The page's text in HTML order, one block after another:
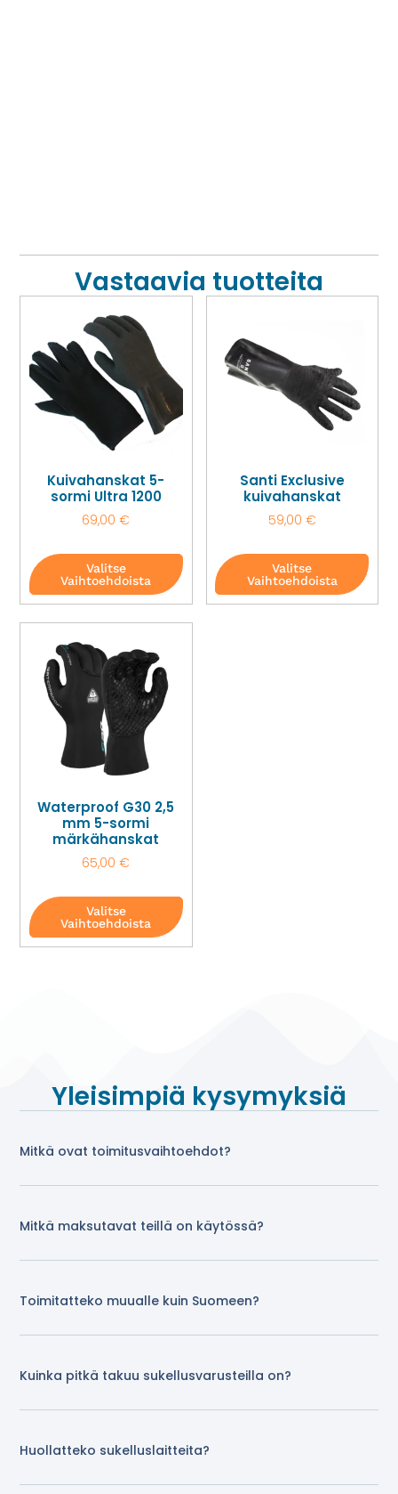
Vastaavia tuotteita
Kuivahanskat 5-
sormi Ultra 1200
69,00€
Valitse
Vaihtoehdoista
Santi Exclusive
kuivahanskat
59,00 €
Valitse
Vaihtoehdoista
Waterproof G30 2,5
mm 5-sormi
märkähanskat
65,00€
Valitse
Vaihtoehdoista
Yleisimpiä kysymyksiä
Mitkä ovat toimitusvaihtoehdot?
Mitkä maksutavat teillä on käytössä?
Toimitatteko muualle kuin Suomeen?
Kuinka pitkä takuu sukellusvarusteilla on?
Huollatteko sukelluslaitteita?